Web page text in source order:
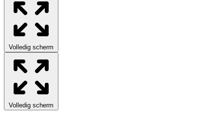
Volledig scherm
Volledig scherm